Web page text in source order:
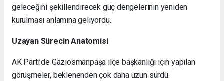
geleceğini şekillendirecek güç dengelerinin yeniden
kurulması anlamına geliyordu.
Uzayan Sürecin Anatomisi
AK Parti’de Gaziosmanpaşa ilçe başkanlığı için yapılan
görüşmeler, beklenenden çok daha uzun sürdü.